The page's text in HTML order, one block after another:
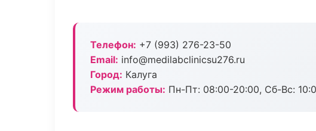
Телефон: +7 (993) 276-23-50
Email: info@medilabclinicsu276.ru
Город: Калуга
Режим работы: Пн-Пт: 08:00-20:00, Сб-Вс: